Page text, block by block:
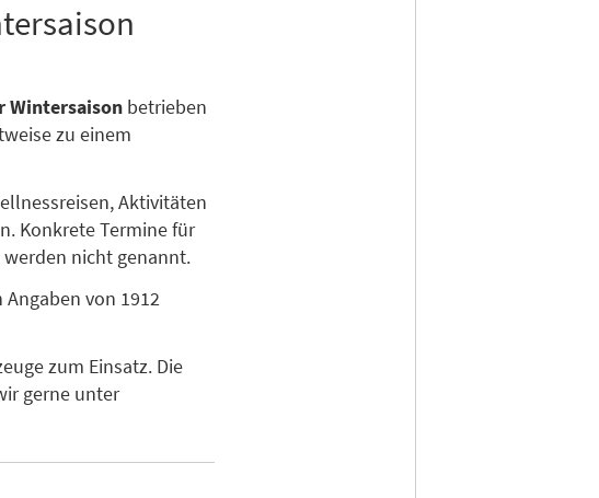
Wintersaison betrieben
zu einem
Aktivitäten
Konkrete Termine für
nicht genannt.
von 1912
zum Einsatz. Die
gerne unter